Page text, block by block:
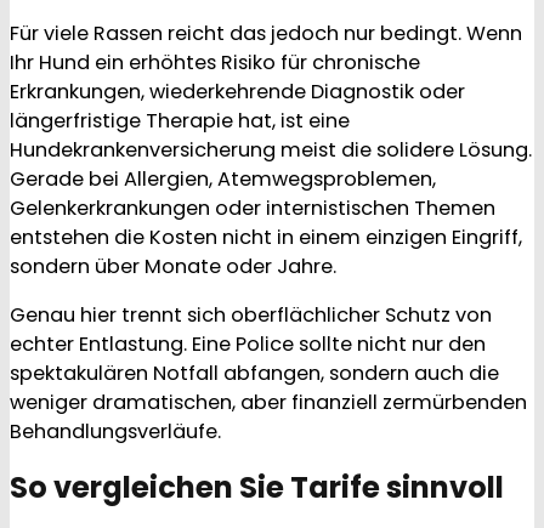
Für viele Rassen reicht das jedoch nur bedingt. Wenn
Ihr Hund ein erhöhtes Risiko für chronische
Erkrankungen, wiederkehrende Diagnostik oder
längerfristige Therapie hat, ist eine
Hundekrankenversicherung meist die solidere Lösung.
Gerade bei Allergien, Atemwegsproblemen,
Gelenkerkrankungen oder internistischen Themen
entstehen die Kosten nicht in einem einzigen Eingriff,
sondern über Monate oder Jahre.
Genau hier trennt sich oberflächlicher Schutz von
echter Entlastung. Eine Police sollte nicht nur den
spektakulären Notfall abfangen, sondern auch die
weniger dramatischen, aber finanziell zermürbenden
Behandlungsverläufe.
So vergleichen Sie Tarife sinnvoll